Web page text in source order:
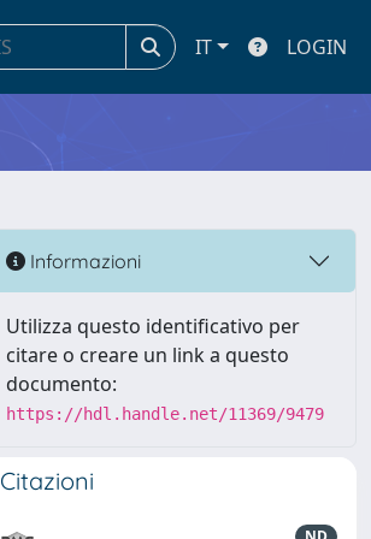
IT LOGIN
Informazioni
Utilizza questo identificativo per
citare o creare un link a questo
documento:
https://hdl.handle.net/11369/9479
Citazioni